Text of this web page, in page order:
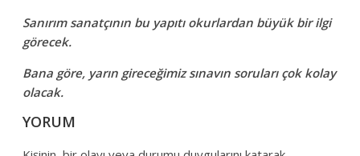
Sanırım sanatçının bu yapıtı okurlardan büyük bir ilgi
görecek.
Bana göre, yarın gireceğimiz sınavın soruları çok kolay
olacak.
YORUM